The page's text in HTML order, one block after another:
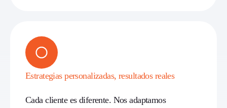
Estrategias personalizadas, resultados reales
Cada cliente es diferente. Nos adaptamos